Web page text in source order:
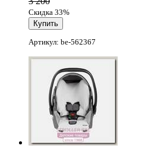
Скидка 33%
Артикул: be-562367